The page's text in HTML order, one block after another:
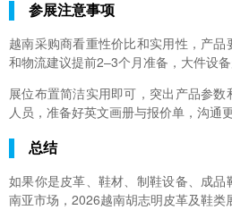
参展注意事项
越南采购商看重性价比和实用性，产
和物流建议提前2–3个月准备，大件设
展位布置简洁实用即可，突出产品参
人员，准备好英文画册与报价单，沟通
总结
如果你是皮革、鞋材、制鞋设备、成
南亚市场，2026越南胡志明皮革及鞋类